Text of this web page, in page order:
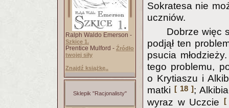
Ralph Waldo Emerson -
Szkice 1.
Prentice Mulford - Źródło
twojej siły
Znajdź książkę..
Sklepik "Racjonalisty"
Sokratesa nie
uczniów.
Dobrze więc
podjął ten
psucia
tego problemu,
o Krytiaszu i
matki [ 18 ];
wyraz w Uczcie
[